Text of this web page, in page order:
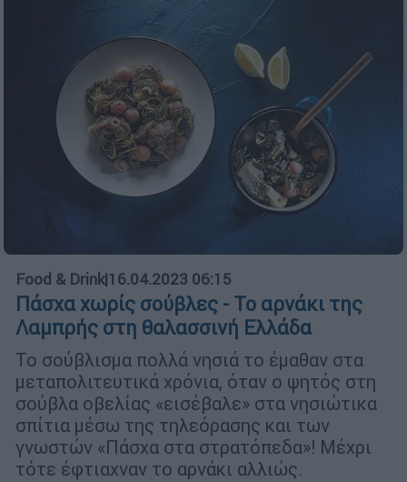
Food & Drink|16.04.2023 06:15
Πάσχα χωρίς σούβλες - Το αρνάκι της
Λαμπρής στη θαλασσινή Ελλάδα
Το σούβλισμα πολλά νησιά το έμαθαν στα
μεταπολιτευτικά χρόνια, όταν ο ψητός στη
σούβλα οβελίας «εισέβαλε» στα νησιώτικα
σπίτια μέσω της τηλεόρασης και των
γνωστών «Πάσχα στα στρατόπεδα»! Μέχρι
τότε έφτιαχναν το αρνάκι αλλιώς.